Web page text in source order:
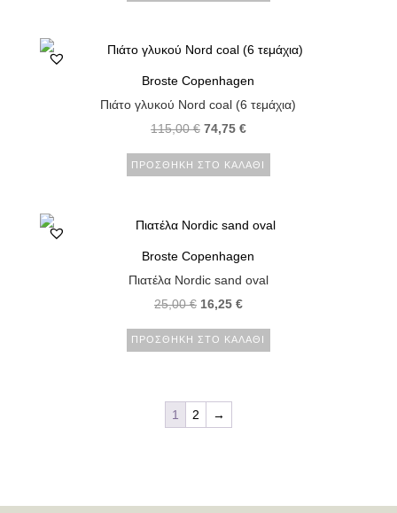
Broste Copenhagen
Πιάτο γλυκού Nord coal (6 τεμάχια)
115,00€ 74,75 €
ΠΡΟΣΘΉΚΗ ΣΤΟ ΚΑΛΆΘΙ
Broste Copenhagen
Πιατέλα Nordic sand oval
25,00€ 16,25 €
ΠΡΟΣΘΉΚΗ ΣΤΟ ΚΑΛΆΘΙ
1 2 →